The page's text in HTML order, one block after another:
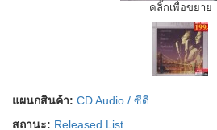
คลิ้กเพื่อขยาย
แผนกสินค้า: CD Audio / ซีดี
สถานะ: Released List